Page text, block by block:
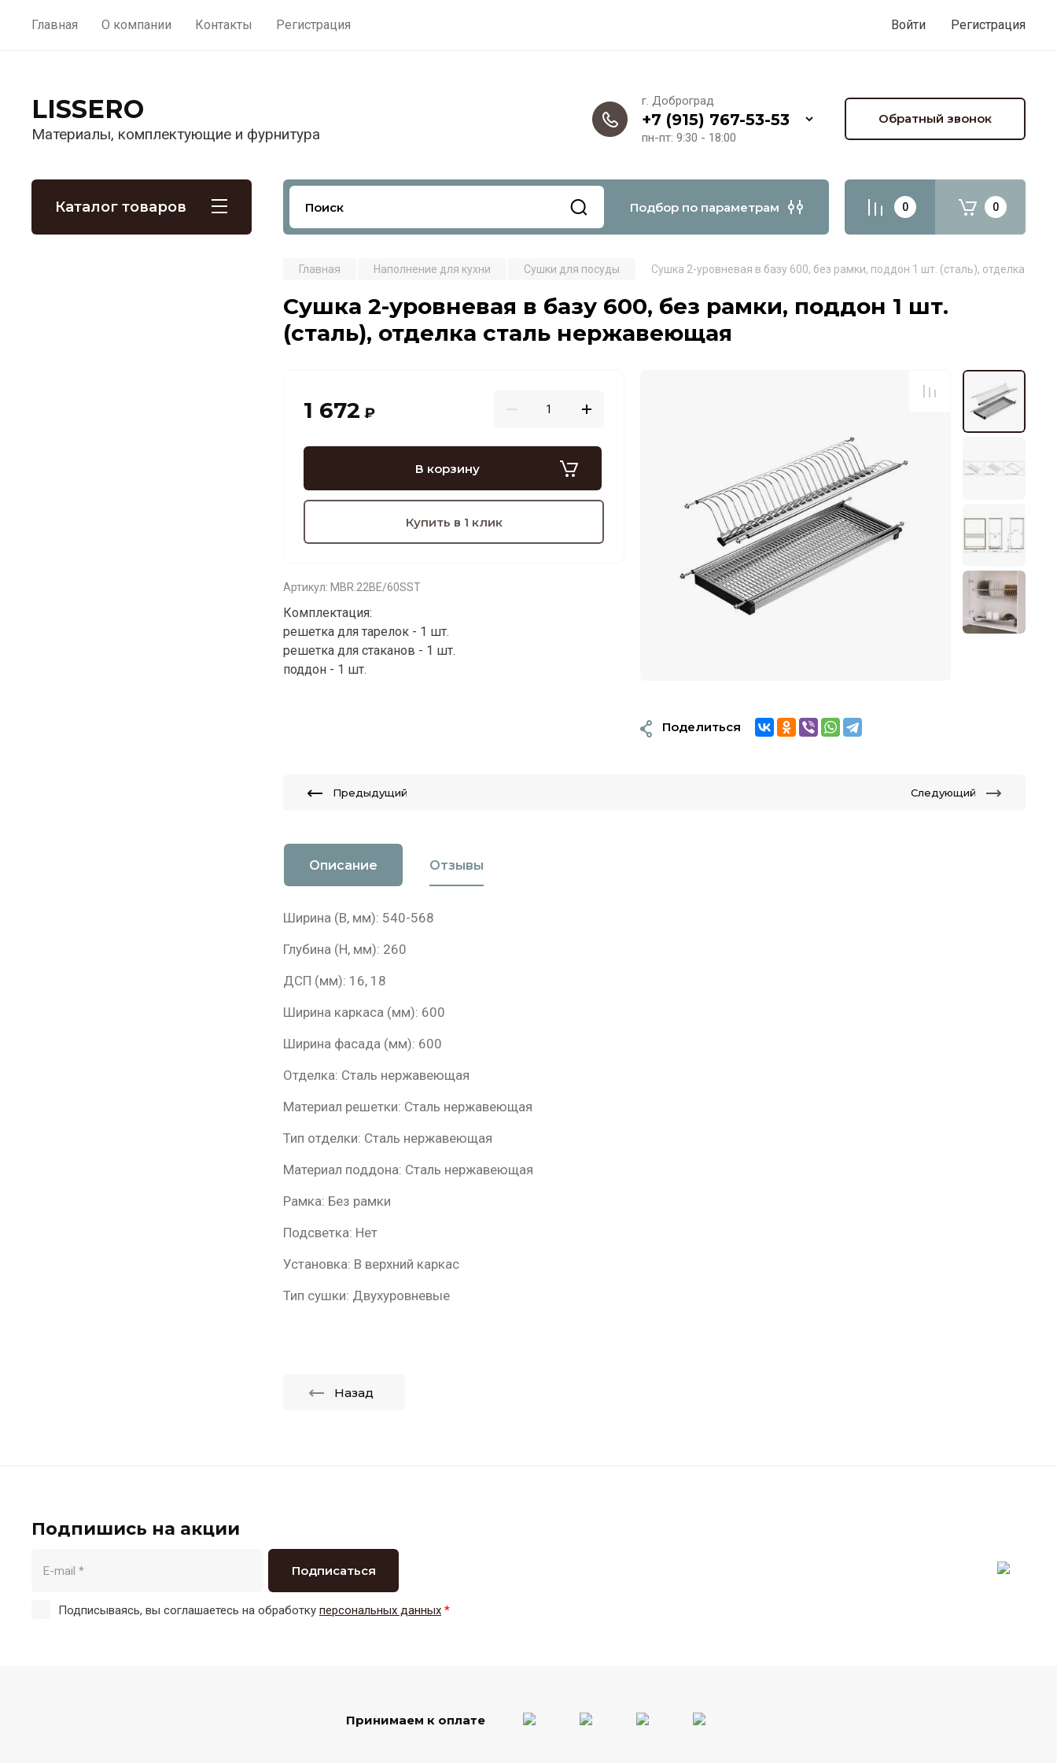
Главная О компании Контакты Регистрация Войти Регистрация
LISSERO
Материалы, комплектующие и фурнитура
г. Доброград
+7 (915) 767-53-53
пн-пт: 9:30 - 18:00
Обратный звонок
Каталог товаров Подбор по параметрам 0 0
Главная Наполнение для кухни Сушки для посуды Сушка 2-уровневая в базу 600, без рамки, поддон 1 шт. (сталь), отделка
Сушка 2-уровневая в базу 600, без рамки, поддон 1 шт.
(сталь), отделка сталь нержавеющая
1 672 ₽
В корзину
Купить в 1 клик
Артикул: MBR.22BE/60SST
Комплектация:
решетка для тарелок - 1 шт.
решетка для стаканов - 1 шт.
поддон - 1 шт.
Поделиться
Предыдущий Следующий
Описание Отзывы
Ширина (B, мм): 540-568
Глубина (H, мм): 260
ДСП (мм): 16, 18
Ширина каркаса (мм): 600
Ширина фасада (мм): 600
Отделка: Сталь нержавеющая
Материал решетки: Сталь нержавеющая
Тип отделки: Сталь нержавеющая
Материал поддона: Сталь нержавеющая
Рамка: Без рамки
Подсветка: Нет
Установка: В верхний каркас
Тип сушки: Двухуровневые
Назад
Подпишись на акции
Подписываясь, вы соглашаетесь на обработку персональных данных *
Подписаться
Принимаем к оплате